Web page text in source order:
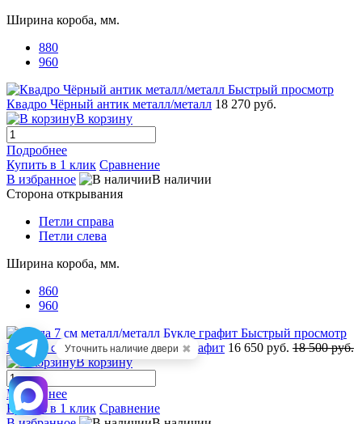
Ширина короба, мм.
880
960
Быстрый просмотр
Квадро Чёрный антик металл/металл 18 270 руб.
В корзину
Подробнее
Купить в 1 клик Сравнение
В избранное
В наличии
Сторона открывания
Петли справа
Петли слева
Ширина короба, мм.
860
960
Быстрый просмотр
Гарда 7 см металл/металл Букле графит 16 650 руб. 18 500 руб.
В корзину
Подробнее
Купить в 1 клик Сравнение
Уточнить наличие двери ✖